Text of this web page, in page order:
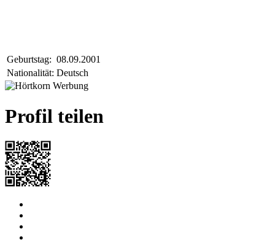
Geburtstag: 08.09.2001
Nationalität: Deutsch
Profil teilen